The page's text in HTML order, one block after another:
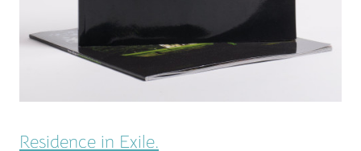
Residence in Exile.